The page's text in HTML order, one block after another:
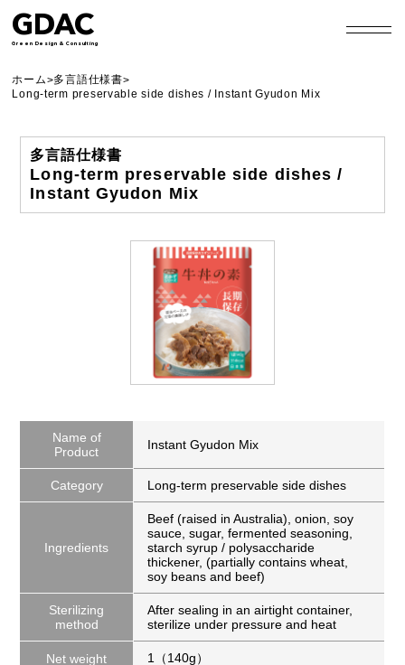
GDAC
Green Design & Consulting
ホーム>多言語仕様書>
Long-term preservable side dishes / Instant Gyudon Mix
多言語仕様書
Long-term preservable side dishes /
Instant Gyudon Mix
Name of
Product
Instant Gyudon Mix
Category Long-term preservable side dishes
Ingredients
Beef (raised in Australia), onion, soy
sauce, sugar, fermented seasoning,
starch syrup / polysaccharide
thickener, (partially contains wheat,
soy beans and beef)
Sterilizing
method
After sealing in an airtight container,
sterilize under pressure and heat
Net weight 1（140g）